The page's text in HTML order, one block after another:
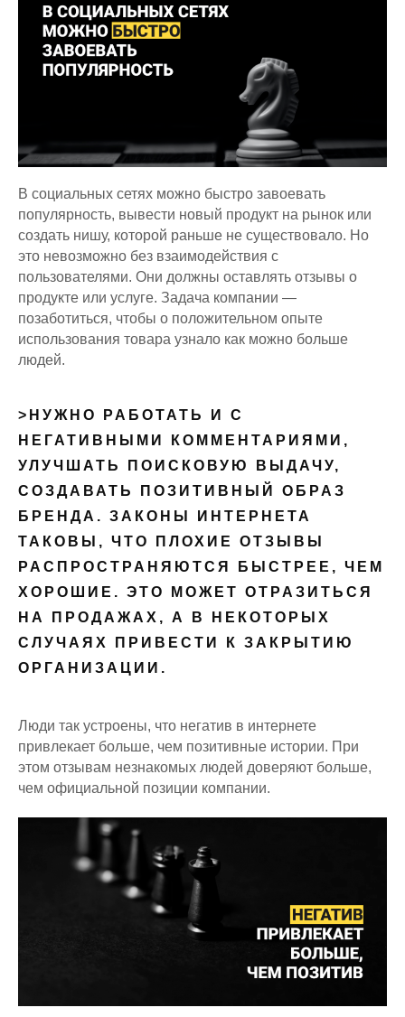
В социальных сетях можно быстро завоевать
популярность, вывести новый продукт на рынок или
создать нишу, которой раньше не существовало. Но
это невозможно без взаимодействия с
пользователями. Они должны оставлять отзывы о
продукте или услуге. Задача компании —
позаботиться, чтобы о положительном опыте
использования товара узнало как можно больше
людей.
>НУЖНО РАБОТАТЬ И С
НЕГАТИВНЫМИ КОММЕНТАРИЯМИ,
УЛУЧШАТЬ ПОИСКОВУЮ ВЫДАЧУ,
СОЗДАВАТЬ ПОЗИТИВНЫЙ ОБРАЗ
БРЕНДА. ЗАКОНЫ ИНТЕРНЕТА
ТАКОВЫ, ЧТО ПЛОХИЕ ОТЗЫВЫ
РАСПРОСТРАНЯЮТСЯ БЫСТРЕЕ, ЧЕМ
ХОРОШИЕ. ЭТО МОЖЕТ ОТРАЗИТЬСЯ
НА ПРОДАЖАХ, А В НЕКОТОРЫХ
СЛУЧАЯХ ПРИВЕСТИ К ЗАКРЫТИЮ
ОРГАНИЗАЦИИ.
Люди так устроены, что негатив в интернете
привлекает больше, чем позитивные истории. При
этом отзывам незнакомых людей доверяют больше,
чем официальной позиции компании.